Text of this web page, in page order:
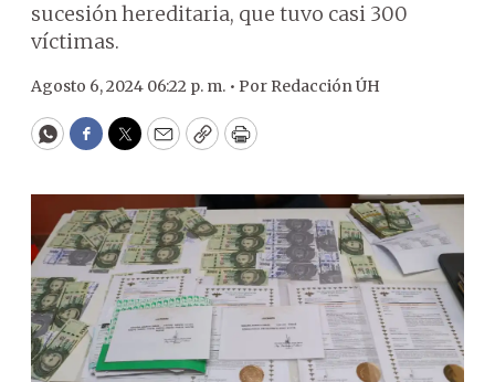
sucesión hereditaria, que tuvo casi 300
víctimas.
Agosto 6, 2024 06:22 p. m. • Por Redacción ÚH
WhatsApp
Facebook
Twitter
EmailCopyPrint